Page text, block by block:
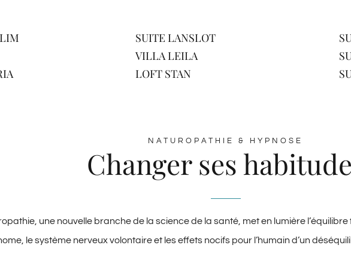
SUITE LANSLOT
VILLA LEILA
LOFT STAN
NATUROPATHIE & HYPNOSE
Changer ses
une nouvelle branche de la science de la santé, met en lumière
le système nerveux volontaire et les effets nocifs pour l’humain d’un